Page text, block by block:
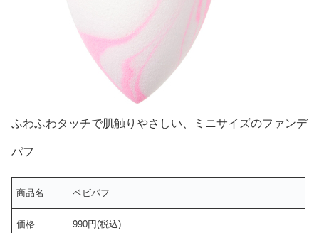
ふわふわタッチで肌触りやさしい、ミニサイズのファンデ
パフ
商品名 ベビパフ
価格 990円(税込)